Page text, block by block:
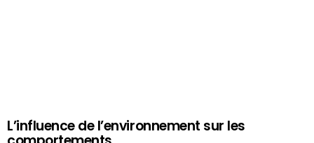
L’influence de l’environnement sur les